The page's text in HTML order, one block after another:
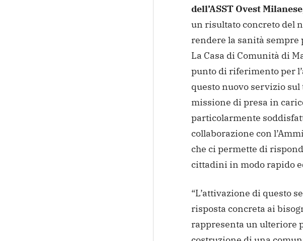
dell’ASST Ovest
un risultato concreto del
rendere la sanità
La Casa di Comunità di
punto di riferimento per
questo nuovo servizio
missione di presa in
particolarmente
collaborazione con
che ci permette di
cittadini in modo rapido
“L’attivazione di questo
risposta concreta ai
rappresenta un ulteriore